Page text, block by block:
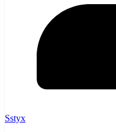
Sstyx